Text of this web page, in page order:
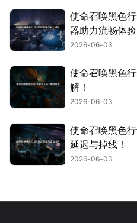
使命召唤黑色
器助力流畅体验
2026-06-03
使命召唤黑色
解！
2026-06-03
使命召唤黑色
延迟与掉线！
2026-06-03